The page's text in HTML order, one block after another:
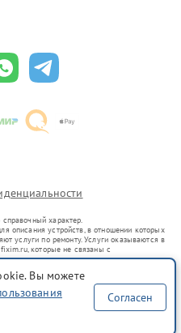
характер.
описания устройств, в отношении которых
услуги по ремонту. Услуги оказываются в
которые не связаны с
представителями.
в гражданский оборот в соответствии
индивидуализации услуг или введения
о предоставляемых услугах по
публичной офертой, определяемой
РФ
Вы можете
Согласен